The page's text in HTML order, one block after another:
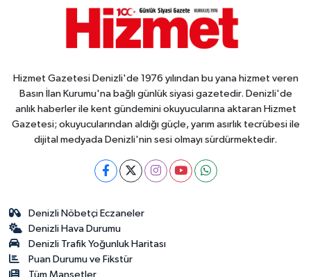
Hizmet Gazetesi Denizli'de 1976 yılından bu yana hizmet veren
Basın İlan Kurumu'na bağlı günlük siyasi gazetedir. Denizli'de
anlık haberler ile kent gündemini okuyucularına aktaran Hizmet
Gazetesi; okuyucularından aldığı güçle, yarım asırlık tecrübesi ile
dijital medyada Denizli'nin sesi olmayı sürdürmektedir.
Denizli Nöbetçi Eczaneler
Denizli Hava Durumu
Denizli Trafik Yoğunluk Haritası
Puan Durumu ve Fikstür
Tüm Manşetler